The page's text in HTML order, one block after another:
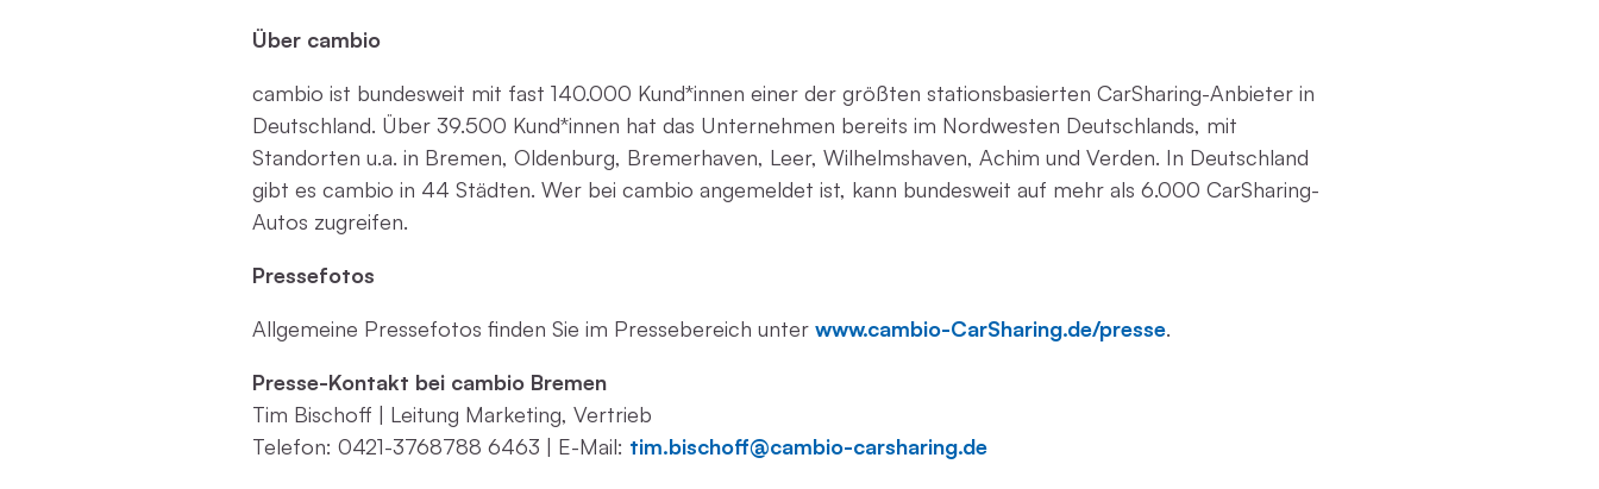
Über cambio
cambio ist bundesweit mit fast 140.000 Kund*innen einer der größten stationsbasierten CarSharing-Anbieter in
Deutschland. Über 39.500 Kund*innen hat das Unternehmen bereits im Nordwesten Deutschlands, mit
Standorten u.a. in Bremen, Oldenburg, Bremerhaven, Leer, Wilhelmshaven, Achim und Verden. In Deutschland
gibt es cambio in 44 Städten. Wer bei cambio angemeldet ist, kann bundesweit auf mehr als 6.000 CarSharing-
Autos zugreifen.
Pressefotos
Allgemeine Pressefotos finden Sie im Pressebereich unter www.cambio-CarSharing.de/presse.
Presse-Kontakt bei cambio Bremen
Tim Bischoff | Leitung Marketing, Vertrieb
Telefon: 0421-3768788 6463 | E-Mail: tim.bischoff@cambio-carsharing.de